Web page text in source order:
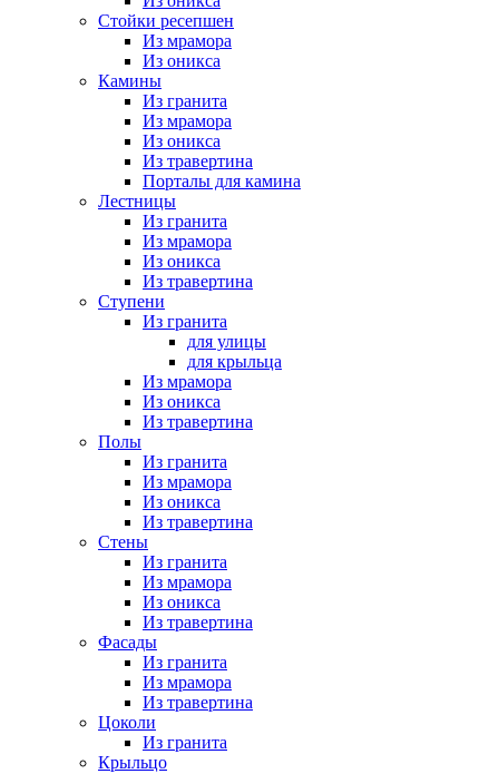
Стойки ресепшен
Из мрамора
Из оникса
Камины
Из гранита
Из мрамора
Из оникса
Из травертина
Порталы для камина
Лестницы
Из гранита
Из мрамора
Из оникса
Из травертина
Ступени
Из гранита
для улицы
для крыльца
Из мрамора
Из оникса
Из травертина
Полы
Из гранита
Из мрамора
Из оникса
Из травертина
Стены
Из гранита
Из мрамора
Из оникса
Из травертина
Фасады
Из гранита
Из мрамора
Из травертина
Цоколи
Из гранита
Крыльцо